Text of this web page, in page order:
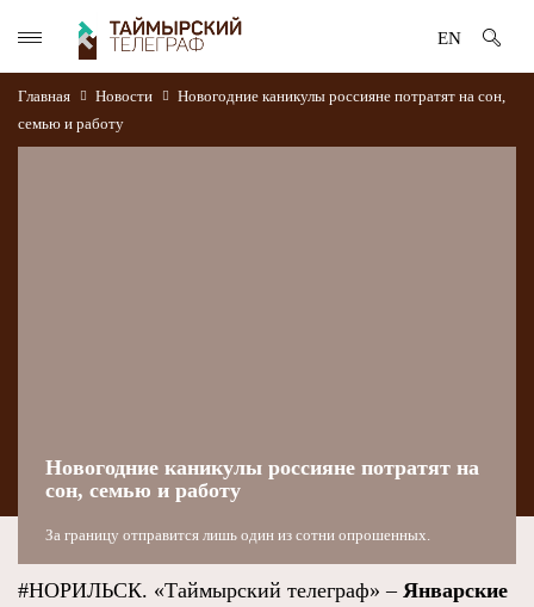
EN
Главная Новости
Новогодние каникулы россияне потратят на сон,
семью и работу
Новогодние каникулы россияне потратят на
сон, семью и работу
За границу отправится лишь один из сотни опрошенных.
#НОРИЛЬСК. «Таймырский телеграф» – Январские